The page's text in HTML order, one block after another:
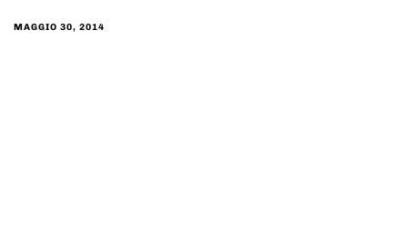
MAGGIO 30, 2014